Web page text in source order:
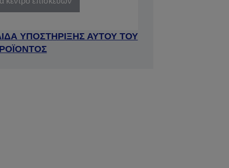
ΥΠΟΣΤΗΡΙΞΗΣ ΑΥΤΟΥ ΤΟΥ